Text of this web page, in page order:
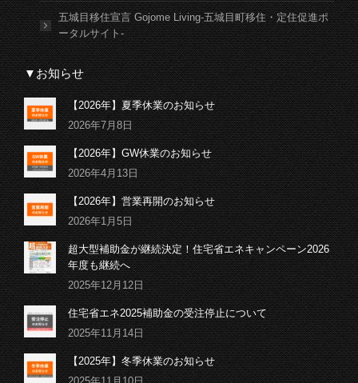
五城目移住宣言 Gojome Living-五城目町移住・定住促進ポ
ータルサイト-
▼お知らせ
【2026年】夏季休業のお知らせ
2026年7月8日
【2026年】GW休業のお知らせ
2026年4月13日
【2026年】営業再開のお知らせ
2026年1月5日
超大型補助金が継続決定！住宅省エネキャンペーン2026
年度も継続へ
2025年12月12日
住宅省エネ2025補助金の受注停止について
2025年11月14日
【2025年】冬季休業のお知らせ